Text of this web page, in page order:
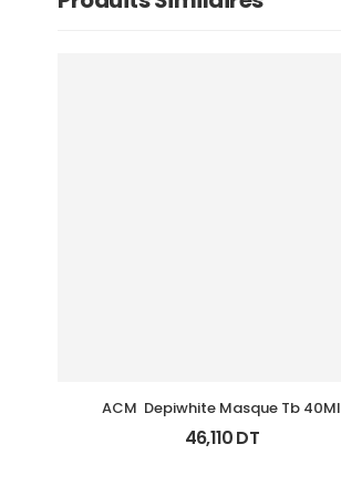
ACM  Depiwhite Masque Tb 40Ml
46,110DT